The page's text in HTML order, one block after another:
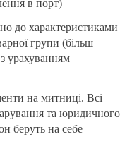
в порт)
до характеристиками
групи (більш
урахуванням
на митниці. Всі
та юридичного
беруть на себе